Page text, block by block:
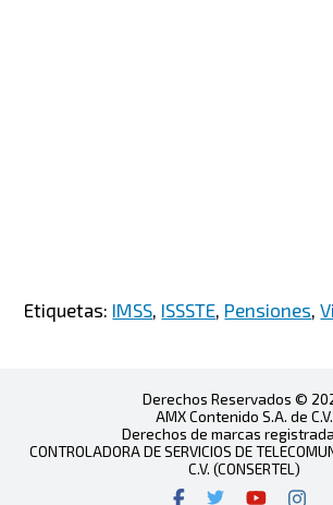
Etiquetas: IMSS, ISSSTE, Pensiones,
Derechos Reservados ©
AMX Contenido S.A. de C.V.
Derechos de marcas
CONTROLADORA DE SERVICIOS DE
C.V. (CONSERTEL)